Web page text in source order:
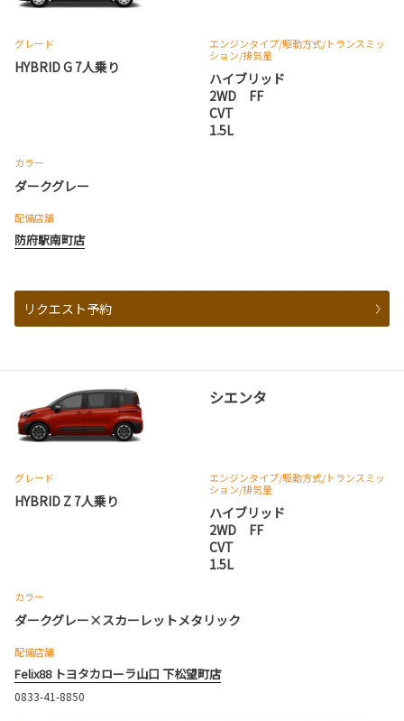
グレード
HYBRID G 7人乗り
エンジンタイプ/駆動方式/トランスミッ
ション/排気量
ハイブリッド
2WD FF
CVT
1.5L
カラー
ダークグレー
配備店舗
防府駅南町店
リクエスト予約
シエンタ
グレード
HYBRID Z 7人乗り
エンジンタイプ/駆動方式/トランスミッ
ション/排気量
ハイブリッド
2WD FF
CVT
1.5L
カラー
ダークグレー×スカーレットメタリック
配備店舗
Felix88 トヨタカローラ山口 下松望町店
0833-41-8850